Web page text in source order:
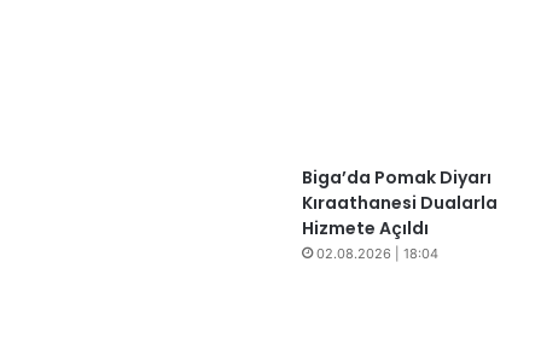
Biga’da Pomak Diyarı
Kıraathanesi Dualarla
Hizmete Açıldı
02.08.2026 | 18:04